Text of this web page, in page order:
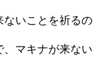
ないことを祈るの
、マキナが来ない